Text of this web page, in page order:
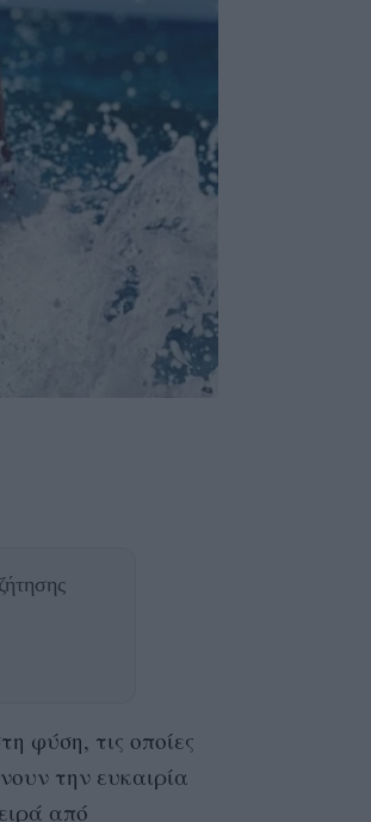
φύση, τις οποίες
την ευκαιρία
από